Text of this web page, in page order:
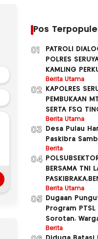
Pos
01
PATROLI
POLRES
KAMLING
Berita Utama
02
KAPOLRES
PEMBUKAAN
SERTA FSQ
SERUYAN
BERLANGSUNG
Berita Utama
03
Desa Pulau
Paskibra
Berita
04
BERSAMA TNI
JIWA
Berita Utama
05
Dugaan
Program
Sorotan,
Sembawa
Berita